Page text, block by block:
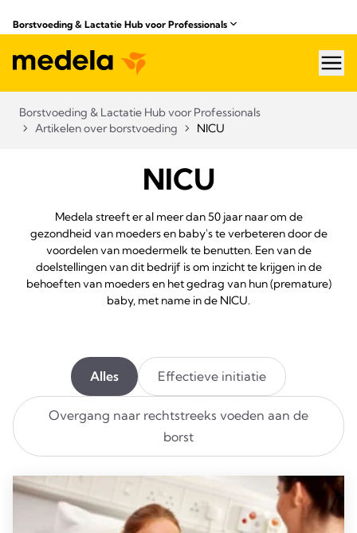
Borstvoeding & Lactatie Hub voor Professionals​
Borstvoeding & Lactatie Hub voor Professionals​
Artikelen over borstvoeding
NICU
NICU
Medela streeft er al meer dan 50 jaar naar om de
gezondheid van moeders en baby's te verbeteren door de
voordelen van moedermelk te benutten. Een van de
doelstellingen van dit bedrijf is om inzicht te krijgen in de
behoeften van moeders en het gedrag van hun (premature)
baby, met name in de NICU.
Alles Effectieve initiatie
Overgang naar rechtstreeks voeden aan de
borst